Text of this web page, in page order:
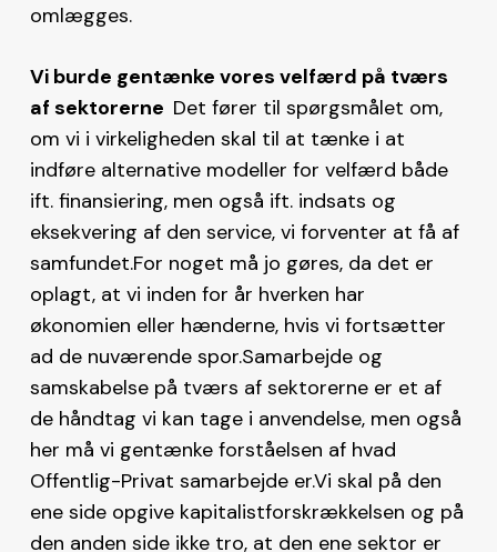
omlægges.
Vi burde gentænke vores velfærd på tværs
af sektorerne Det fører til spørgsmålet om,
om vi i virkeligheden skal til at tænke i at
indføre alternative modeller for velfærd både
ift. finansiering, men også ift. indsats og
eksekvering af den service, vi forventer at få af
samfundet.For noget må jo gøres, da det er
oplagt, at vi inden for år hverken har
økonomien eller hænderne, hvis vi fortsætter
ad de nuværende spor.Samarbejde og
samskabelse på tværs af sektorerne er et af
de håndtag vi kan tage i anvendelse, men også
her må vi gentænke forståelsen af hvad
Offentlig-Privat samarbejde er.Vi skal på den
ene side opgive kapitalistforskrækkelsen og på
den anden side ikke tro, at den ene sektor er